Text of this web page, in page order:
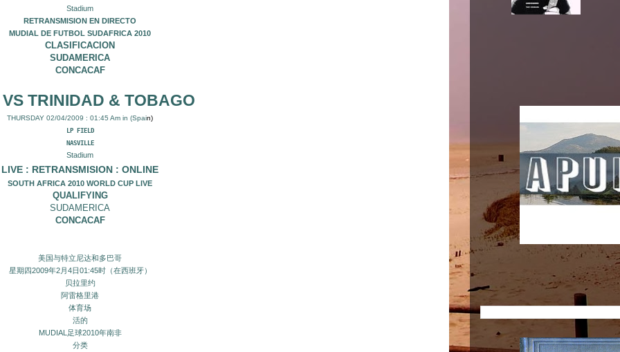
Stadium
RETRANSMISION EN DIRECTO
MUDIAL DE FUTBOL SUDAFRICA 2010
CLASIFICACION
SUDAMERICA
CONCACAF
TRINIDAD & TOBAGO
THURSDAY 02/04/2009 : 01:45 Am in (Spain)
LP FIELD
NASVILLE
Stadium
LIVE : RETRANSMISION : ONLINE
SOUTH AFRICA 2010 WORLD CUP LIVE
QUALIFYING
SUDAMERICA
CONCACAF
美国与特立尼达和多巴哥
星期四2009年2月4日01:45时（在西班牙）
贝拉里约
阿雷格里港
体育场
活的
MUDIAL足球2010年南非
分类